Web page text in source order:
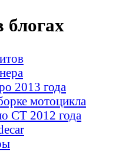
блогах
2013 года
мотоцикла
СТ 2012 года